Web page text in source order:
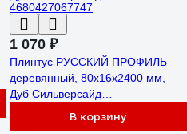
1 070 ₽
Плинтус РУССКИЙ ПРОФИЛЬ
деревянный, 80х16х2400 мм,
Дуб Сильверсайд
В корзину